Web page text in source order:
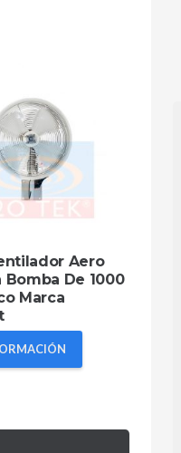
Aero
Bomba De 1000
Marca